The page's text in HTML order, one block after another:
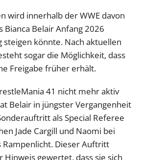
wird innerhalb der WWE davon
Bianca Belair Anfang 2026
steigen könnte. Nach aktuellen
sogar die Möglichkeit, dass
Freigabe früher erhält.
41 nicht mehr aktiv
Belair in jüngster Vergangenheit
als Special Referee
Jade Cargill und Naomi bei
Rampenlicht. Dieser Auftritt
Hinweis gewertet, dass sie sich